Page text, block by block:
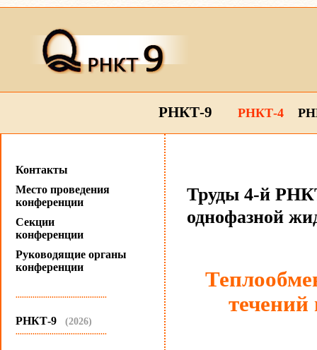
РНКТ-9 РНКТ-4
Контакты
Место проведения
конференции
Секции
конференции
Руководящие органы
конференции
...........................................
РНКТ-9 (2026)
...........................................
Труды 4-й
однофазной
течений